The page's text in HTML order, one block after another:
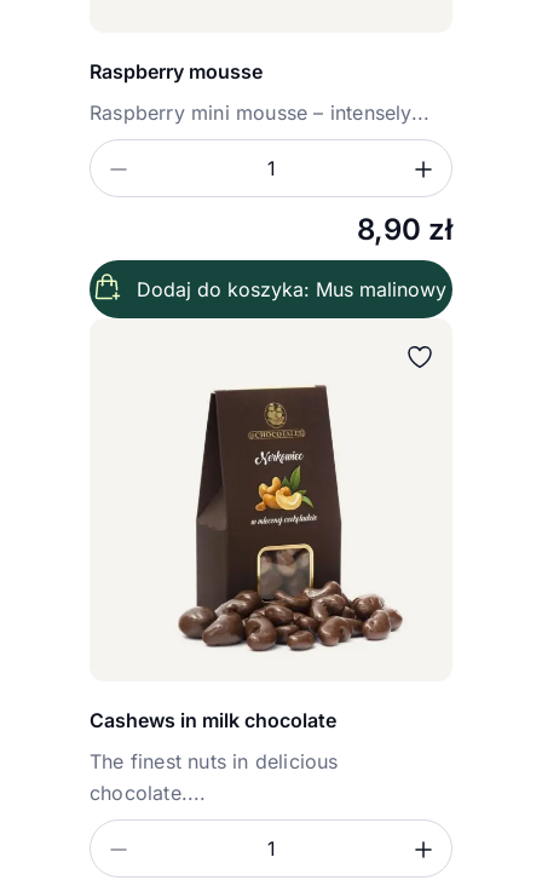
Raspberry mousse
Raspberry mini mousse – intensely...
8,90 zł
Zmniejsz ilość
Dodaj do koszyka: Mus malinowy
Cashews in milk chocolate
The finest nuts in delicious
chocolate....
Zmniejsz ilość